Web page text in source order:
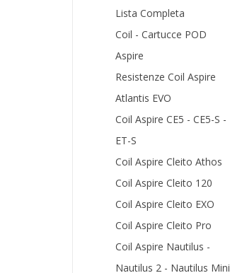
Lista Completa
Coil - Cartucce POD
Aspire
Resistenze Coil Aspire
Atlantis EVO
Coil Aspire CE5 - CE5-S -
ET-S
Coil Aspire Cleito Athos
Coil Aspire Cleito 120
Coil Aspire Cleito EXO
Coil Aspire Cleito Pro
Coil Aspire Nautilus -
Nautilus 2 - Nautilus Mini